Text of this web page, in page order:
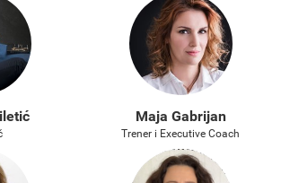
Maja Gabrijan
Trener i Executive Coach